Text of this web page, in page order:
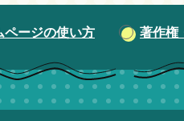
ページの使い方 著作権